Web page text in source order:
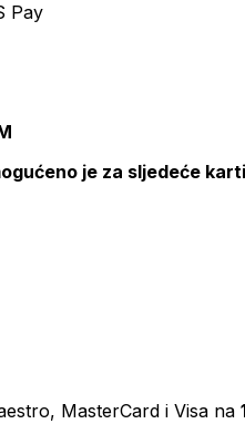
Pay
je za sljedeće
MasterCard i Visa na